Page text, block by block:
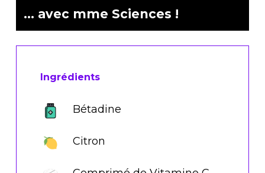
… avec mme Sciences !
Ingrédients
Bétadine
Citron